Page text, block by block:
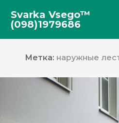
Svarka Vsego™
(098)1979686
Метка: наружные